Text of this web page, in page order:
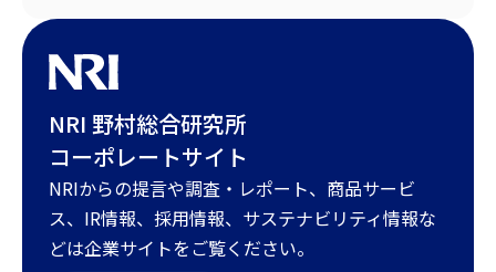
NRI 野村総合研究所
コーポレートサイト
NRIからの提言や調査・レポート、商品サービ
ス、IR情報、採用情報、サステナビリティ情報な
どは企業サイトをご覧ください。